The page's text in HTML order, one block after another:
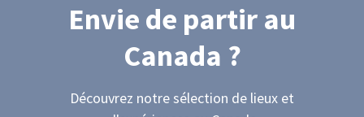
Envie de partir au
Canada ?
Découvrez notre sélection de lieux et